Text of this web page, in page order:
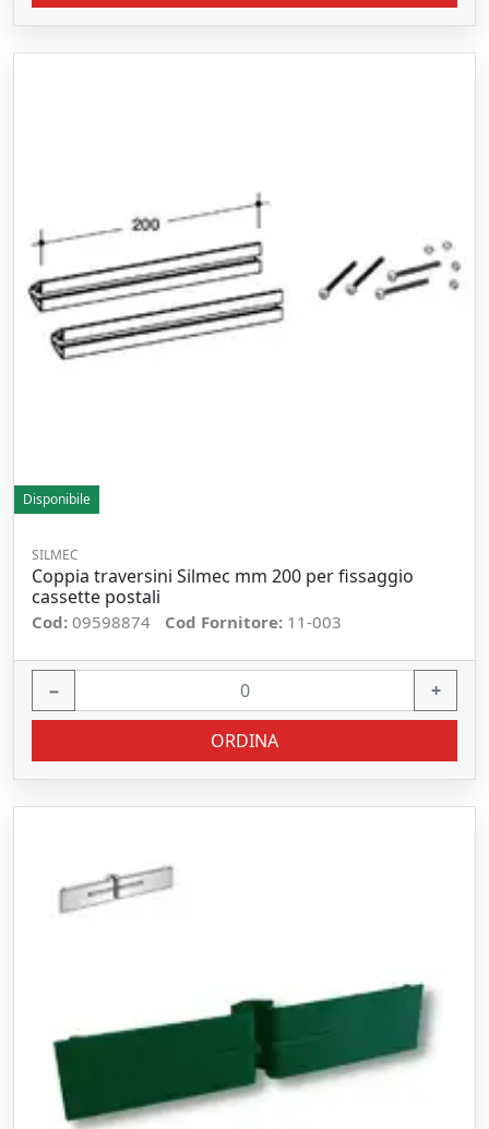
Disponibile
SILMEC
Coppia traversini Silmec mm 200 per fissaggio
cassette postali
Cod: 09598874 Cod Fornitore: 11-003
− +
ORDINA